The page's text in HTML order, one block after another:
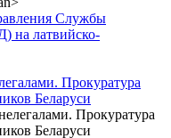
Службы
на латвийско-
Прокуратура
Беларуси